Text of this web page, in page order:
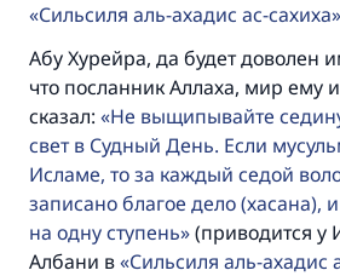
Сильсиля аль-ахадис ас-сахиха
Абу Хурейра, да будет доволен
что посланник Аллаха, мир ему
сказал:
Не выщипывайте
свет в Судный День. Если
Исламе, то за каждый седой
записано благое дело (хасана),
на одну ступень (приводится у
Албани в Сильсиля аль-ахадис
Ответ № 110845